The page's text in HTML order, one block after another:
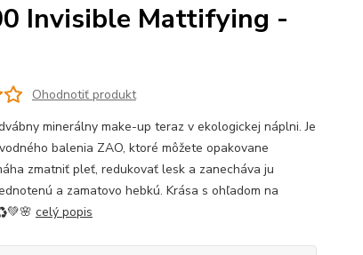
Invisible Mattifying -
Ohodnotiť produkt
minerálny make-up teraz v ekologickej náplni. Je
balenia ZAO, ktoré môžete opakovane
zmatniť pleť, redukovať lesk a zanecháva ju
a zamatovo hebkú. Krása s ohľadom na
celý popis